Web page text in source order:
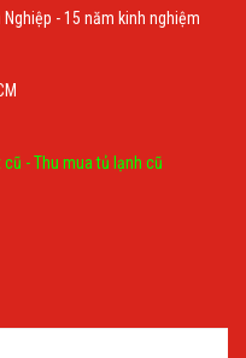
Nghiệp - 15 năm kinh nghiệm
cũ -Thu mua tủ lạnh cũ